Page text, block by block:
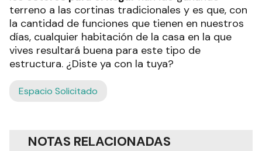
terreno a las cortinas tradicionales y es que, con
la cantidad de funciones que tienen en nuestros
días, cualquier habitación de la casa en la que
vives resultará buena para este tipo de
estructura. ¿Diste ya con la tuya?
Espacio Solicitado
NOTAS RELACIONADAS